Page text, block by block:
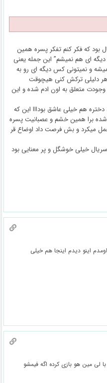
بود که فکر کنم تفکر پسره همین
ای هم نمیشم” این جمله یعنی
و نمیتونی کس دیگه ای رو به
دلیلی ترکش کنی هیچوقت
متعلق به اون ادم شده و این
هم خیلی عاشق بودااا این که
شده برا همین خشم و عصبانیت پسره
میکرد و بش فرصت داد اوضاع قر
خیلی خوشگل و پر معنایی بود
اینو دیدم اینجا هم خیلی
سللم این بازیگر زن تو فیلم bounty hunter با لی مین هو بازی کرده اگه فیمشو